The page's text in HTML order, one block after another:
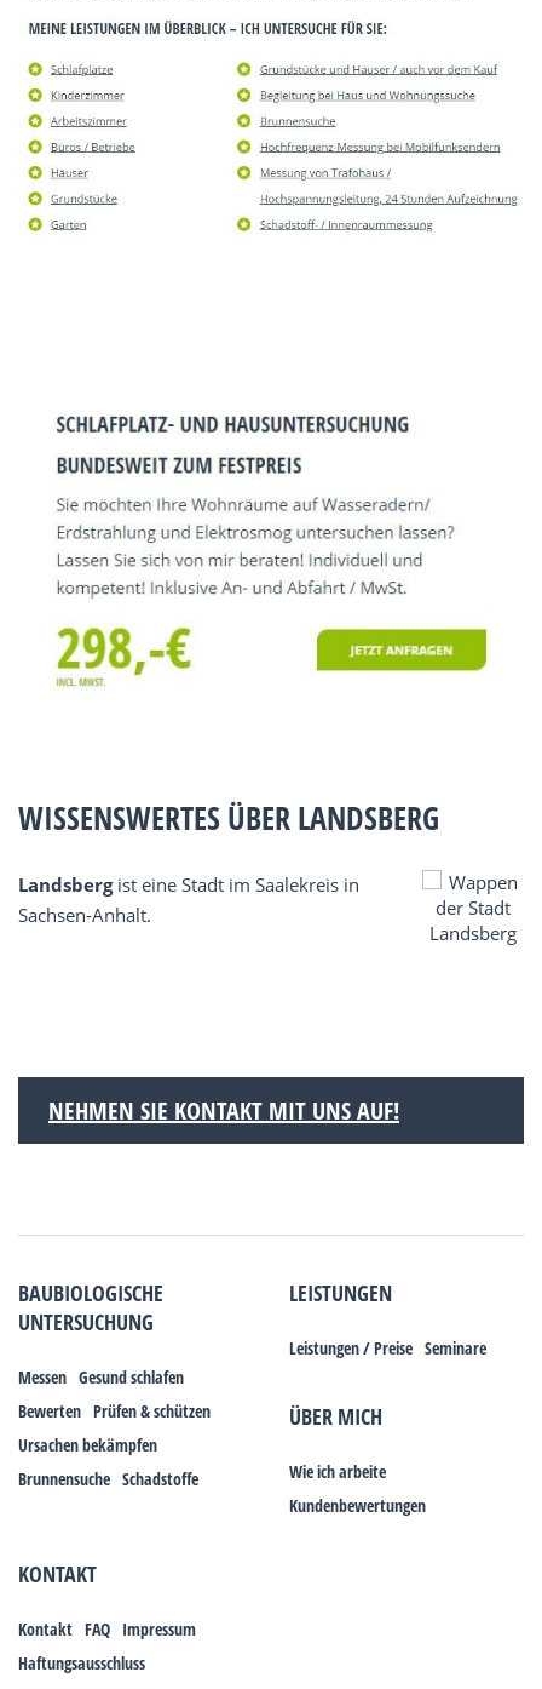
WISSENSWERTES ÜBER LANDSBERG
Landsbergist eine Stadt im Saalekreis in
Sachsen-Anhalt.
NEHMEN SIE KONTAKT MIT UNS AUF!
BAUBIOLOGISCHE
UNTERSUCHUNG
Messen Gesund schlafen
Bewerten Prüfen & schützen
Ursachen bekämpfen
Brunnensuche Schadstoffe
LEISTUNGEN
Leistungen / Preise Seminare
ÜBER MICH
Wie ich arbeite
Kundenbewertungen
KONTAKT
Kontakt FAQ Impressum
Haftungsausschluss